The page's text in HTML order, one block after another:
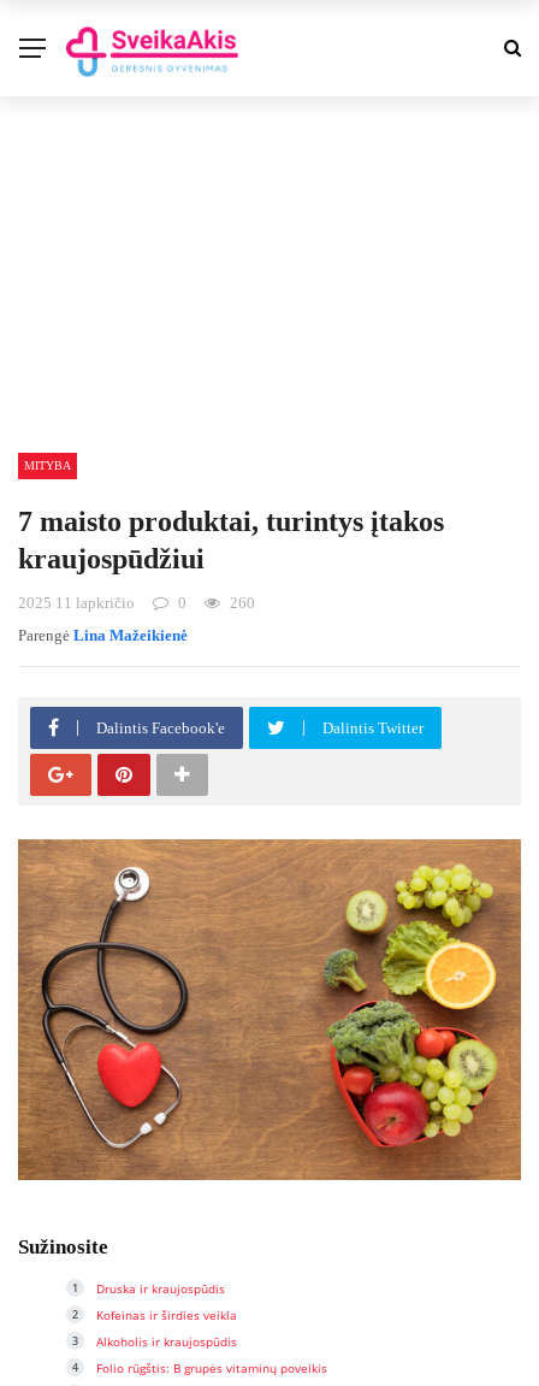
MITYBA
7 maisto produktai, turintys įtakos
kraujospūdžiui
2025 11 lapkričio 0
260
Parengė Lina Mažeikienė
Dalintis Facebook'e Dalintis Twitter
Sužinosite
Druska ir kraujospūdis
Kofeinas ir širdies veikla
Alkoholis ir kraujospūdis
Folio rūgštis: B grupės vitaminų poveikis